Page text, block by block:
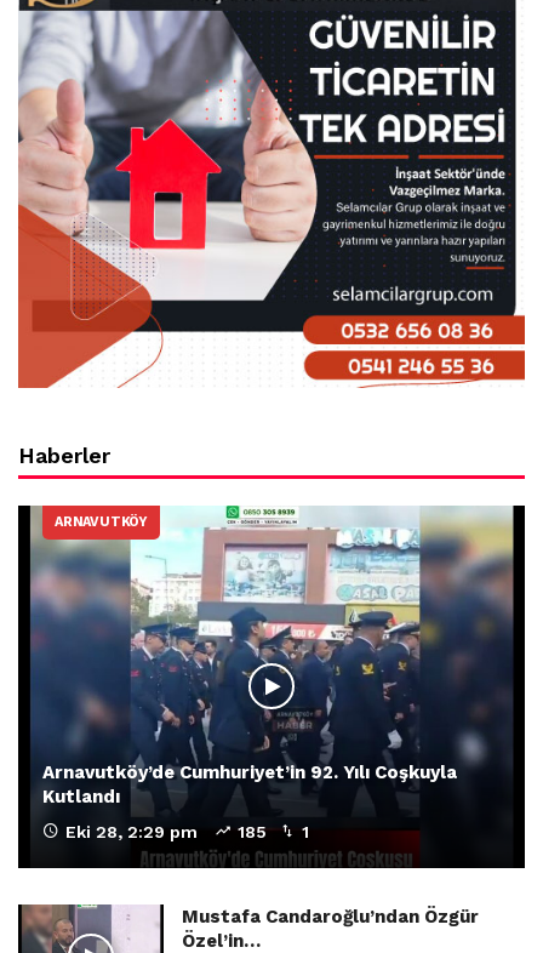
Haberler
ARNAVUTKÖY
Arnavutköy’de Cumhuriyet’in 92. Yılı Coşkuyla
Kutlandı
Eki 28, 2:29 pm 185 1
Mustafa Candaroğlu’ndan Özgür
Özel’in…